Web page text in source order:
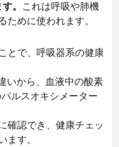
。
これは呼吸や肺機
ために使われます。
とで、呼吸器系の健康
いから、血液中の酸素
ルスオキシメーター
確認でき、健康チェッ
ます。